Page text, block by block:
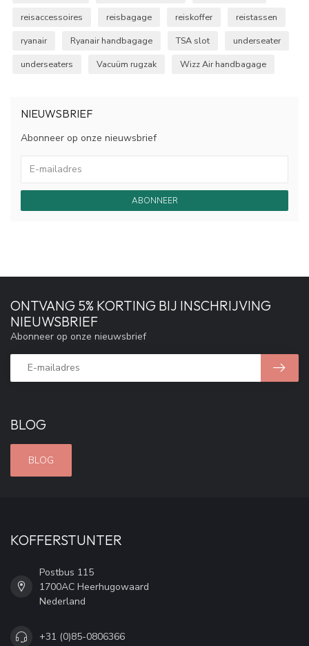
reisaccessoires
reisbagage reiskoffer
reistassen
ryanair
Ryanair handbagage TSA slot
underseater
underseaters
Vacuüm rugzak Wizz Air handbagage
NIEUWSBRIEF
Abonneer op onze nieuwsbrief
ABONNEER
BLOG
BLOG
ONTVANG 5% KORTING BIJ INSCHRIJVING
NIEUWSBRIEF
Abonneer op onze nieuwsbrief
KOFFERSTUNTER
Postbus 115
1700AC Heerhugowaard
Nederland
+31 (0)85-0806366